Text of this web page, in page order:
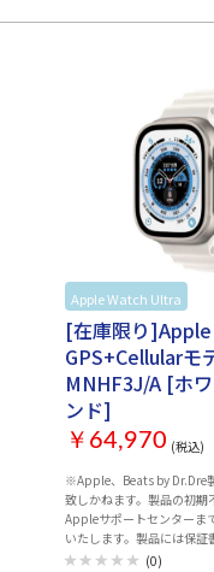
Apple Watch Ultra
[在庫限り
GPS+Cellularモ
MNHF3J/A [ホ
ンド]
￥64,970 (税込)
※Apple、Beats by Dr.Dre
致しかねます。製品の初期
Appleサポートセンターま
いたします。製品には保
際には、納品書（購入証明
(0)